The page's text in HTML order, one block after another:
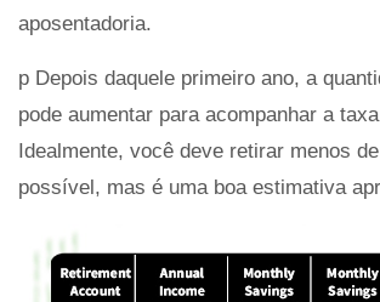
aposentadoria.
p Depois daquele primeiro ano, a
pode aumentar para acompanhar a
Idealmente, você deve retirar menos
possível, mas é uma boa estimativa